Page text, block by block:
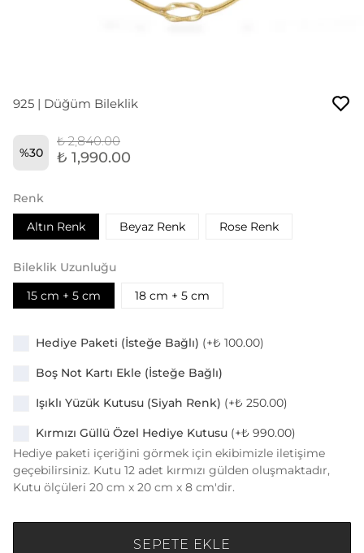
925 | Düğüm Bileklik
%30
₺ 2,840.00
₺ 1,990.00
Renk
Altın Renk
Beyaz Renk Rose Renk
Bileklik Uzunluğu
15 cm + 5 cm
18 cm + 5 cm
Hediye Paketi (İsteğe Bağlı) (+₺ 100.00)
Boş Not Kartı Ekle (İsteğe Bağlı)
Işıklı Yüzük Kutusu (Siyah Renk) (+₺ 250.00)
Kırmızı Güllü Özel Hediye Kutusu (+₺ 990.00)
Hediye paketi içeriğini görmek için ekibimizle iletişime
geçebilirsiniz. Kutu 12 adet kırmızı gülden oluşmaktadır,
Kutu ölçüleri 20 cm x 20 cm x 8 cm'dir.
SEPETE EKLE